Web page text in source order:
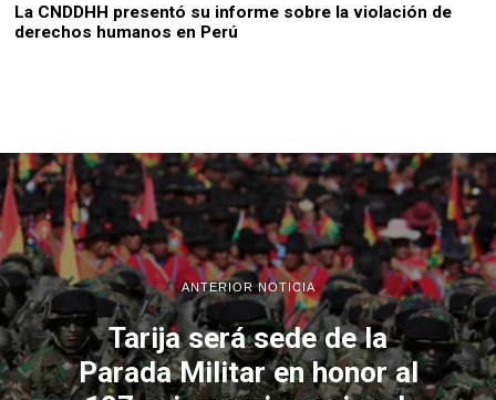
La CNDDHH presentó su informe sobre la violación de
derechos humanos en Perú
ANTERIOR NOTICIA
Tarija será sede de la
Parada Militar en honor al